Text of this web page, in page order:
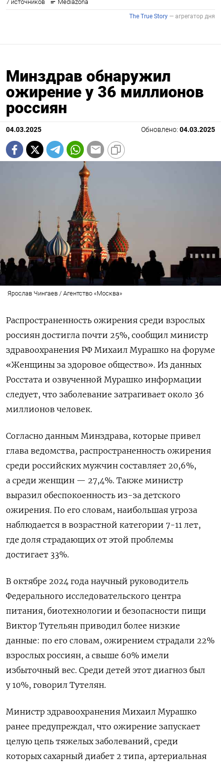
Минздрав обнаружил
ожирение у 36 миллионов
россиян
04.03.2025 Обновлено: 04.03.2025
Ярослав Чингаев / Агентство «Москва»
Распространенность ожирения среди взрослых
россиян достигла почти 25%, сообщил министр
здравоохранения РФ Михаил Мурашко на форуме
«Женщины за здоровое общество». Из данных
Росстата и озвученной Мурашко информации
следует, что заболевание затрагивает около 36
миллионов человек.
Согласно данным Минздрава, которые привел
глава ведомства, распространенность ожирения
среди российских мужчин составляет 20,6%,
а среди женщин — 27,4%. Также министр
выразил обеспокоенность из-за детского
ожирения. По его словам, наибольшая угроза
наблюдается в возрастной категории 7-11 лет,
где доля страдающих от этой проблемы
достигает 33%.
В октябре 2024 года научный руководитель
Федерального исследовательского центра
питания, биотехнологии и безопасности пищи
Виктор Тутельян приводил более низкие
данные: по его словам, ожирением страдали 22%
взрослых россиян, а свыше 60% имели
избыточный вес. Среди детей этот диагноз был
у 10%, говорил Тутелян.
Министр здравоохранения Михаил Мурашко
ранее предупреждал, что ожирение запускает
целую цепь тяжелых заболеваний, среди
которых сахарный диабет 2 типа, артериальная